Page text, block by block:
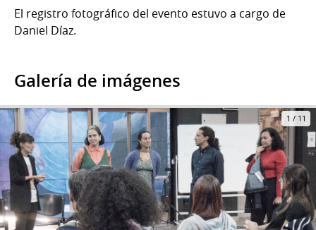
El registro fotográfico del evento estuvo a cargo de
Daniel Díaz.
Galería de imágenes
1 / 11